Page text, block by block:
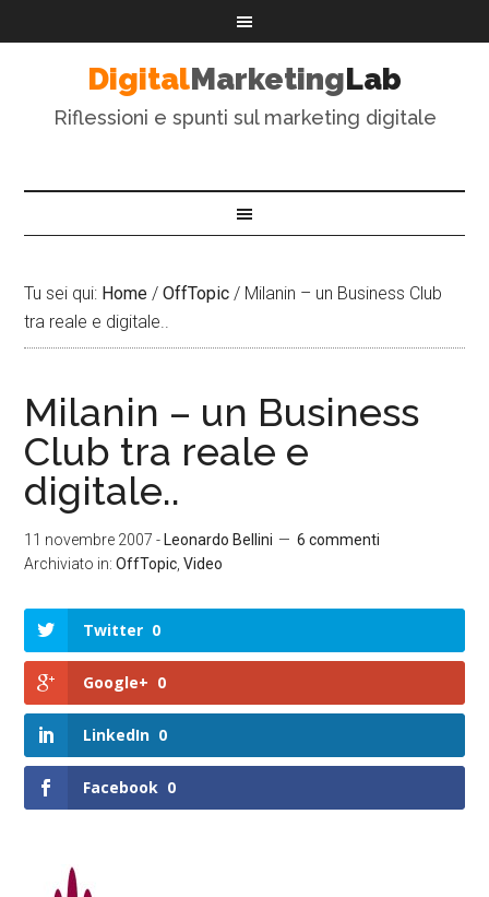
DigitalMarketingLab
Riflessioni e spunti sul marketing digitale
Tu sei qui: Home / OffTopic / Milanin – un Business Club
tra reale e digitale..
Milanin – un Business
Club tra reale e
digitale..
11 novembre 2007 - Leonardo Bellini
6 commenti
Archiviato in:OffTopic ,Video
Twitter 0
Google+ 0
LinkedIn 0
Facebook 0